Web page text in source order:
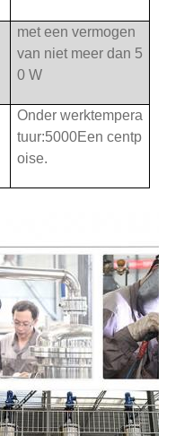
met een vermogen
van niet meer dan 5
0 W
Onder werktempera
tuur:5000Een centp
oise.